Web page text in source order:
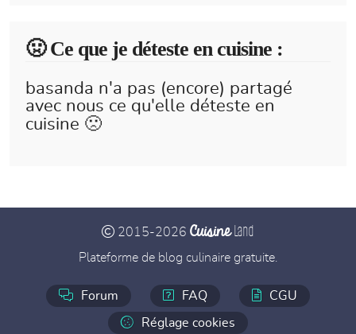
🤢 Ce que je déteste en cuisine :
basanda n'a pas (encore) partagé
avec nous ce qu'elle déteste en
cuisine 🙁
2015-2026 CuisineLand
Plateforme de blog culinaire gratuite.
Forum FAQ CGU
Réglage cookies